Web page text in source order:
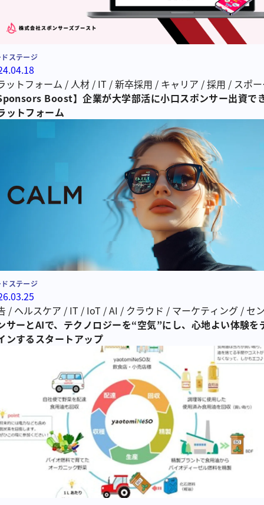
ステージ
ットフォーム / 人材/ IT /新卒採用 / キャリア /採用 / スポ
/大学生/アスリート/採用支援/中途採用
Boost】企業が大学部活に小口スポンサー出資で
ットフォーム
ステージ
/ ヘルスケア / IT / IoT /AI / クラウド / マーケティング/ セ
DX/データ活用/新規事業/ジョイントベンチャー/JV/UI/
企画/熱中症 /混雑可視化
サーとAIで、テクノロジーを“空気”にし、心地よい体験を
ンするスタートアップ